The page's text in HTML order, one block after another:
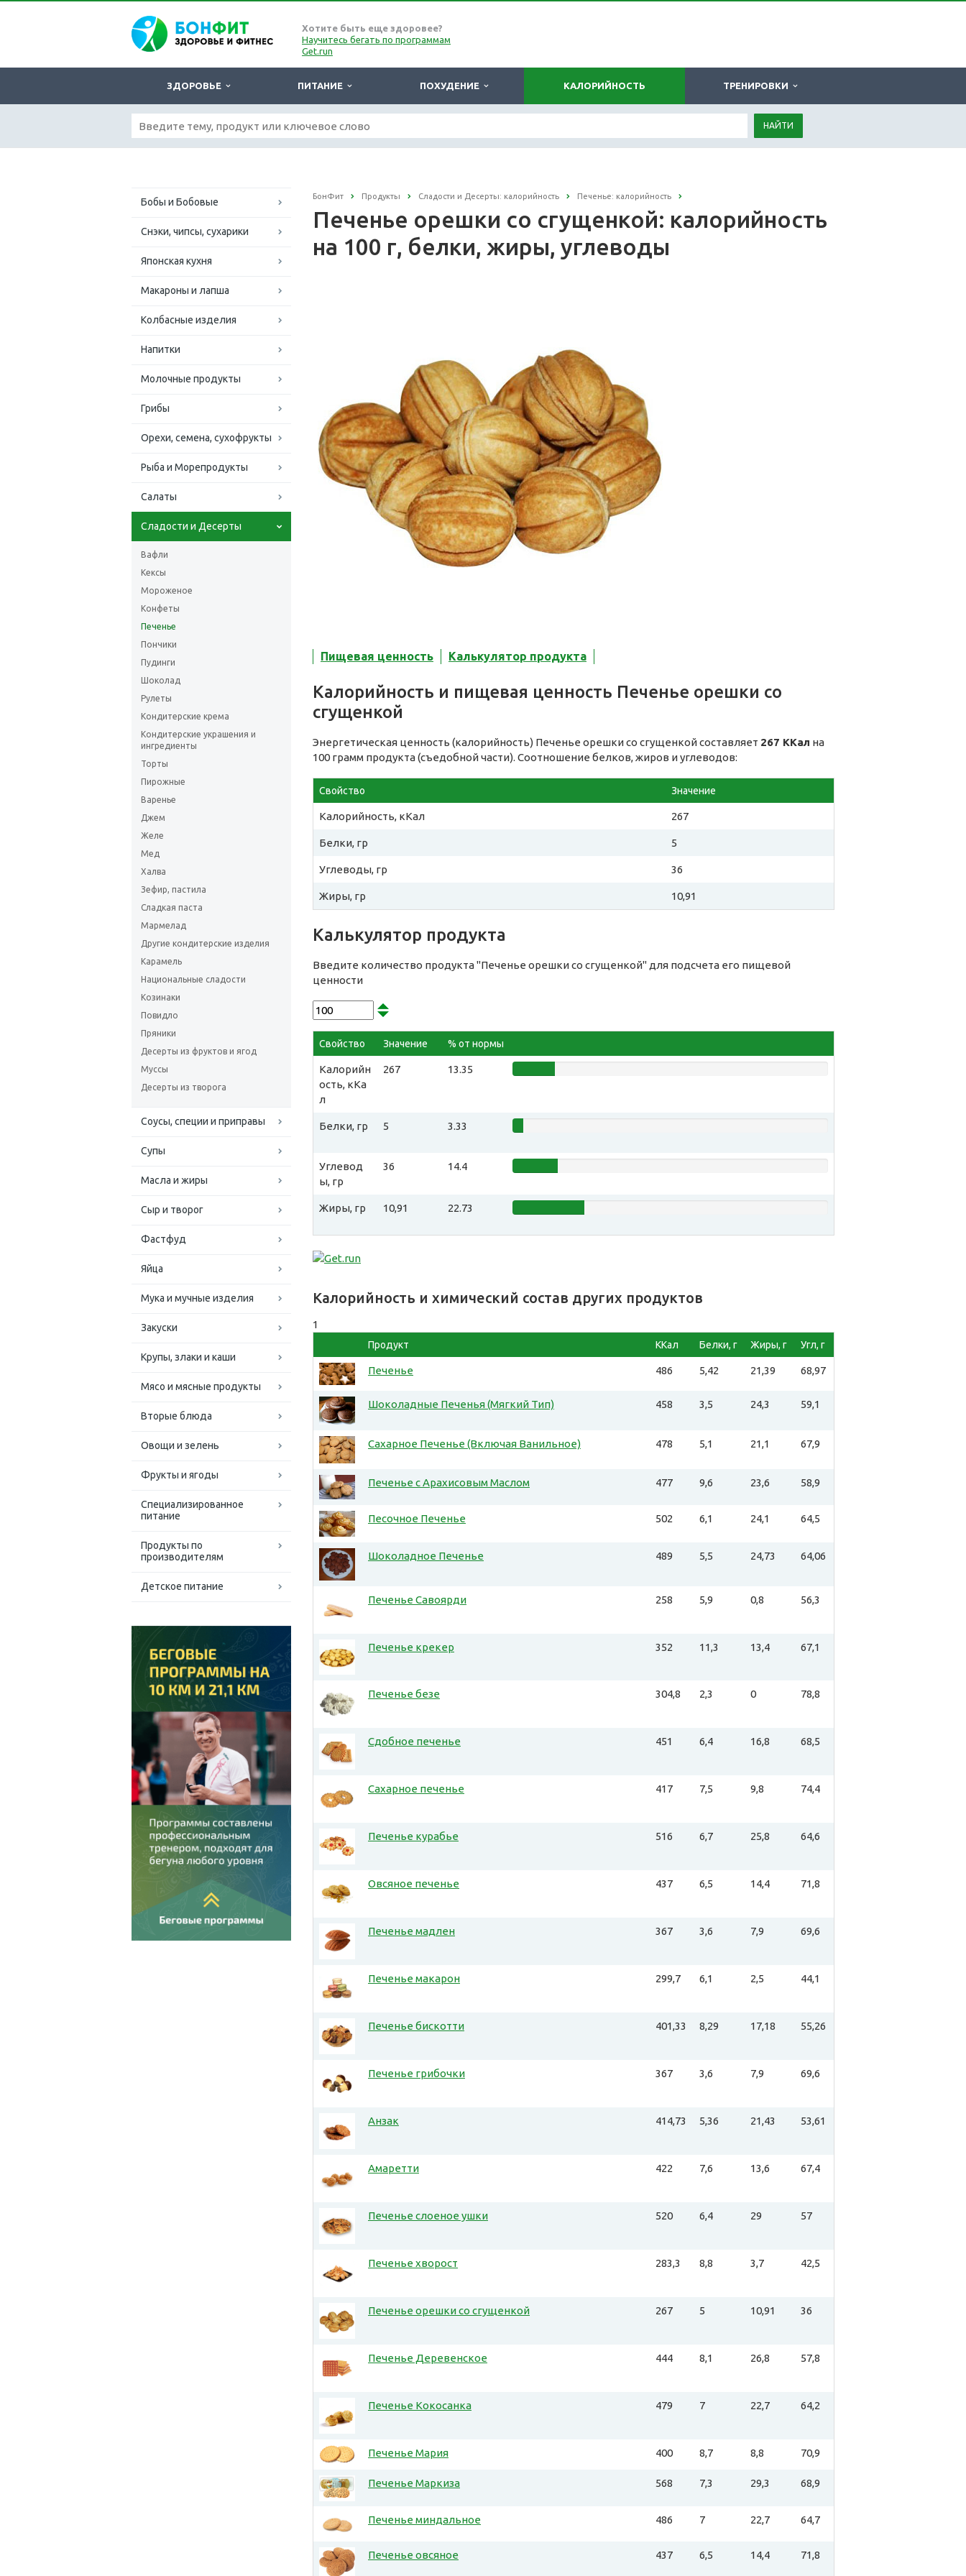
Хотите быть еще здоровее?
Научитесь бегать по программам
Get.run
ЗДОРОВЬЕ ПИТАНИЕ ПОХУДЕНИЕ КАЛОРИЙНОСТЬ ТРЕНИРОВКИ
НАЙТИ
Бобы и Бобовые
Снэки, чипсы, сухарики
Японская кухня
Макароны и лапша
Колбасные изделия
Напитки
Молочные продукты
Грибы
Орехи, семена, сухофрукты
Рыба и Морепродукты
Салаты
Сладости и Десерты
Вафли
Кексы
Мороженое
Конфеты
Печенье
Пончики
Пудинги
Шоколад
Рулеты
Кондитерские крема
Кондитерские украшения и
ингредиенты
Торты
Пирожные
Варенье
Джем
Желе
Мед
Халва
Зефир, пастила
Сладкая паста
Мармелад
Другие кондитерские изделия
Карамель
Национальные сладости
Козинаки
Повидло
Пряники
Десерты из фруктов и ягод
Муссы
Десерты из творога
Соусы, специи и приправы
Супы
Масла и жиры
Сыр и творог
Фастфуд
Яйца
Мука и мучные изделия
Закуски
Крупы, злаки и каши
Мясо и мясные продукты
Вторые блюда
Овощи и зелень
Фрукты и ягоды
Специализированное
питание
Продукты по
производителям
Детское питание
БонФит Продукты Сладости и Десерты: калорийность Печенье: калорийность
Печенье орешки со сгущенкой: калорийность
на 100 г, белки, жиры, углеводы
Пищевая ценность Калькулятор продукта
Калорийность и пищевая ценность Печенье орешки со
сгущенкой
Энергетическая ценность (калорийность) Печенье орешки со сгущенкой составляет 267 ККал на
100 грамм продукта (съедобной части). Соотношение белков, жиров и углеводов:
Свойство Значение
Калорийность, кКал 267
Белки, гр 5
Углеводы, гр 36
Жиры, гр 10,91
Калькулятор продукта
Введите количество продукта "Печенье орешки со сгущенкой" для подсчета его пищевой
ценности
Свойство Значение % от нормы
Калорийн
ость, кКа
л
267 13.35
Белки, гр 5 3.33
Углевод
ы, гр
36 14.4
Жиры, гр 10,91 22.73
Калорийность и химический состав других продуктов
1
Продукт ККал Белки, г Жиры, г Угл, г
Печенье 486 5,42 21,39 68,97
Шоколадные Печенья (Мягкий Тип) 458 3,5 24,3 59,1
Сахарное Печенье (Включая Ванильное) 478 5,1 21,1 67,9
Печенье с Арахисовым Маслом 477 9,6 23,6 58,9
Песочное Печенье 502 6,1 24,1 64,5
Шоколадное Печенье 489 5,5 24,73 64,06
Печенье Савоярди 258 5,9 0,8 56,3
Печенье крекер 352 11,3 13,4 67,1
Печенье безе 304,8 2,3 0 78,8
Сдобное печенье 451 6,4 16,8 68,5
Сахарное печенье 417 7,5 9,8 74,4
Печенье курабье 516 6,7 25,8 64,6
Овсяное печенье 437 6,5 14,4 71,8
Печенье мадлен 367 3,6 7,9 69,6
Печенье макарон 299,7 6,1 2,5 44,1
Печенье бискотти 401,33 8,29 17,18 55,26
Печенье грибочки 367 3,6 7,9 69,6
Анзак 414,73 5,36 21,43 53,61
Амаретти 422 7,6 13,6 67,4
Печенье слоеное ушки 520 6,4 29 57
Печенье хворост 283,3 8,8 3,7 42,5
Печенье орешки со сгущенкой 267 5 10,91 36
Печенье Деревенское 444 8,1 26,8 57,8
Печенье Кокосанка 479 7 22,7 64,2
Печенье Мария 400 8,7 8,8 70,9
Печенье Маркиза 568 7,3 29,3 68,9
Печенье миндальное 486 7 22,7 64,7
Печенье овсяное 437 6,5 14,4 71,8